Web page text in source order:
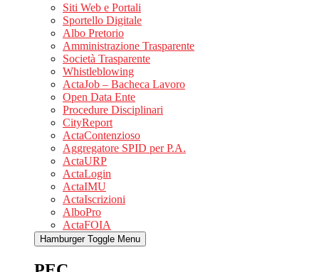
Siti Web e Portali
Sportello Digitale
Albo Pretorio
Amministrazione Trasparente
Società Trasparente
Whistleblowing
ActaJob – Bacheca Lavoro
Open Data Ente
Procedure Disciplinari
CityReport
ActaContenzioso
Aggregatore SPID per P.A.
ActaURP
ActaLogin
ActaIMU
ActaIscrizioni
AlboPro
ActaFOIA
Hamburger Toggle Menu